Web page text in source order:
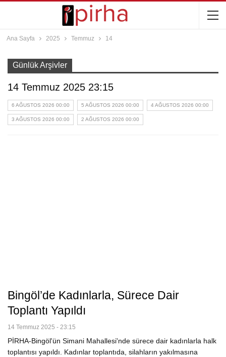
Ana Sayfa 2025 Temmuz 14
Günlük Arşivler
14 Temmuz 2025 23:15
6 AĞUSTOS 2026 00:00 5 AĞUSTOS 2026 00:00 4 AĞUSTOS 2026 00:00
3 AĞUSTOS 2026 00:00 2 AĞUSTOS 2026 00:00
Bingöl’de Kadınlarla, Sürece Dair
Toplantı Yapıldı
14 Temmuz 2025 - 23:15
PİRHA-Bingöl'ün Simani Mahallesi'nde sürece dair kadınlarla halk
toplantısı yapıldı. Kadınlar toplantıda, silahların yakılmasına